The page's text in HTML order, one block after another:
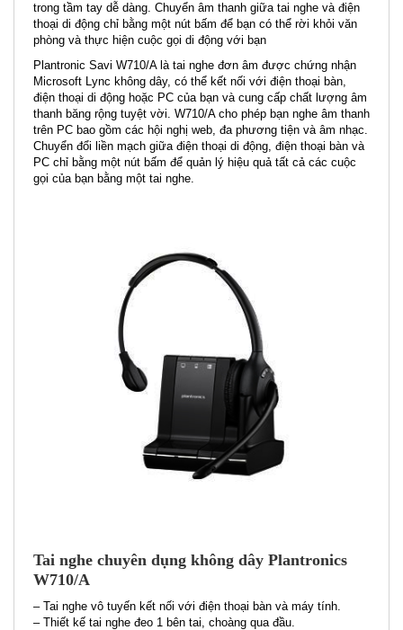
trong tầm tay dễ dàng. Chuyển âm thanh giữa tai nghe và điện
thoại di động chỉ bằng một nút bấm để bạn có thể rời khỏi văn
phòng và thực hiện cuộc gọi di động với bạn
Plantronic Savi W710/A là tai nghe đơn âm được chứng nhận
Microsoft Lync không dây, có thể kết nối với điện thoại bàn,
điện thoại di động hoặc PC của bạn và cung cấp chất lượng âm
thanh băng rộng tuyệt vời. W710/A cho phép bạn nghe âm thanh
trên PC bao gồm các hội nghị web, đa phương tiện và âm nhạc.
Chuyển đổi liền mạch giữa điện thoại di động, điện thoại bàn và
PC chỉ bằng một nút bấm để quản lý hiệu quả tất cả các cuộc
gọi của bạn bằng một tai nghe.
Tai nghe chuyên dụng không dây Plantronics
W710/A
– Tai nghe vô tuyến kết nối với điện thoại bàn và máy tính.
– Thiết kế tai nghe đeo 1 bên tai, choàng qua đầu.